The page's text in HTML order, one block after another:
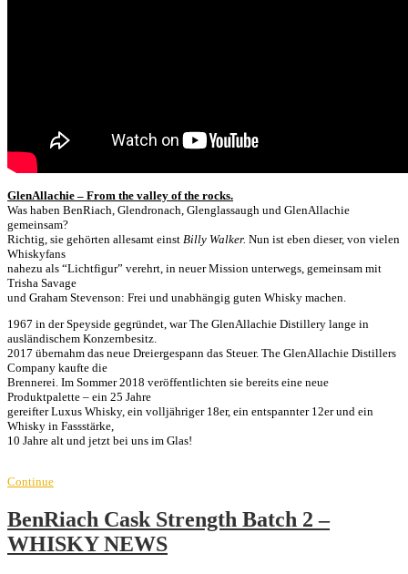
GlenAllachie – From the valley of the rocks.
Was haben BenRiach, Glendronach, Glenglassaugh und GlenAllachie
gemeinsam?
Richtig, sie gehörten allesamt einst Billy Walker. Nun ist eben dieser, von vielen
Whiskyfans
nahezu als “Lichtfigur” verehrt, in neuer Mission unterwegs, gemeinsam mit
Trisha Savage
und Graham Stevenson: Frei und unabhängig guten Whisky machen.
1967 in der Speyside gegründet, war The GlenAllachie Distillery lange in
ausländischem Konzernbesitz.
2017 übernahm das neue Dreiergespann das Steuer. The GlenAllachie Distillers
Company kaufte die
Brennerei. Im Sommer 2018 veröffentlichten sie bereits eine neue
Produktpalette – ein 25 Jahre
gereifter Luxus Whisky, ein volljähriger 18er, ein entspannter 12er und ein
Whisky in Fassstärke,
10 Jahre alt und jetzt bei uns im Glas!
Continue
BenRiach Cask Strength Batch 2 –
WHISKY NEWS